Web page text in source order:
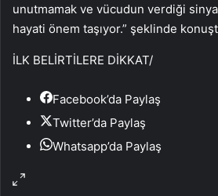
unutmamak ve vücudun verdiği
hayati önem taşıyor.” şeklinde
İLK BELİRTİLERE DİKKAT/
Facebook’da Paylaş
Twitter’da Paylaş
Whatsapp’da Paylaş